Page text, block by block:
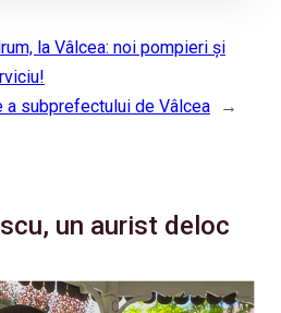
la Vâlcea: noi pompieri și
a subprefectului de Vâlcea
→
un aurist deloc